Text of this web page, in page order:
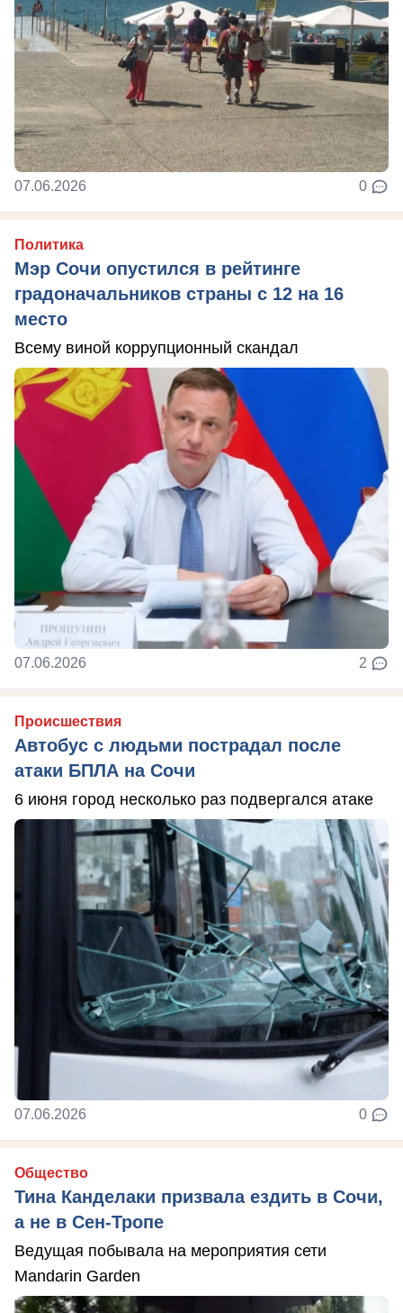
07.06.2026 0
Политика
Мэр Сочи опустился в рейтинге
градоначальников страны с 12 на 16
место
Всему виной коррупционный скандал
07.06.2026 2
Происшествия
Автобус с людьми пострадал после
атаки БПЛА на Сочи
6 июня город несколько раз подвергался атаке
07.06.2026 0
Общество
Тина Канделаки призвала ездить в Сочи,
а не в Сен-Тропе
Ведущая побывала на мероприятия сети
Mandarin Garden